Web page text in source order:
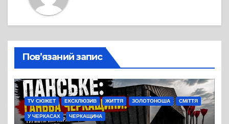
Пов’язаний запис
TV СЮЖЕТ ЕКСКЛЮЗИВ ЖИТТЯ ЗОЛОТОНОША СМІТТЯ
У ЧЕРКАСАХ ЧЕРКАЩИНА